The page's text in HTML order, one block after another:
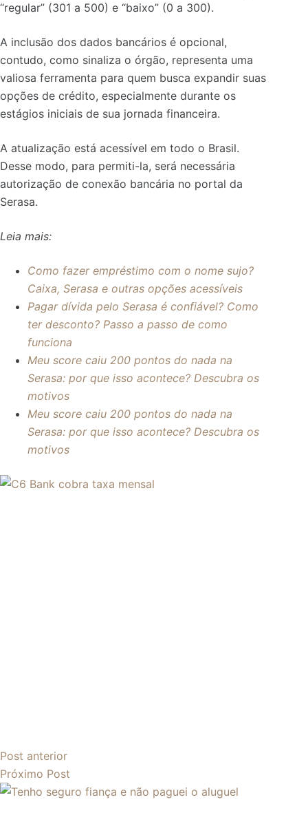
“regular” (301 a 500) e “baixo” (0 a 300).
A inclusão dos dados bancários é opcional,
contudo, como sinaliza o órgão, representa uma
valiosa ferramenta para quem busca expandir suas
opções de crédito, especialmente durante os
estágios iniciais de sua jornada financeira.
A atualização está acessível em todo o Brasil.
Desse modo, para permiti-la, será necessária
autorização de conexão bancária no portal da
Serasa.
Leia mais:
Como fazer empréstimo com o nome sujo?
Caixa, Serasa e outras opções acessíveis
Pagar dívida pelo Serasa é confiável? Como
ter desconto? Passo a passo de como
funciona
Meu score caiu 200 pontos do nada na
Serasa: por que isso acontece? Descubra os
motivos
Meu score caiu 200 pontos do nada na
Serasa: por que isso acontece? Descubra os
motivos
Post anterior
Próximo Post